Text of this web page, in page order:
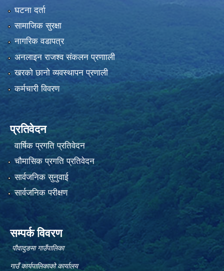
घटना दर्ता
सामाजिक सुरक्षा
नागरिक वडापत्र
अनलाइन राजश्व संकलन प्रणााली
खरको छानो व्यवस्थापन प्रणाली
कर्मचारी विवरण
प्रतिवेदन
वार्षिक प्रगति प्रतिवेदन
चौमासिक प्रगति प्रतिवेदन
सार्वजनिक सुनुवाई
सार्वजनिक परीक्षण
सम्पर्क विवरण
पौवादुङमा गाउँपालिका
गाउँ कार्यपालिकाको कार्यालय